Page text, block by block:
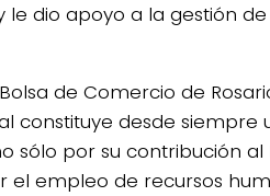
dio apoyo a la gestión
de Comercio de
constituye desde siempre
sólo por su contribución al
el empleo de recursos